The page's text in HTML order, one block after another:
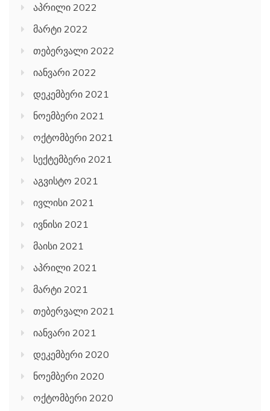
აპრილი 2022
მარტი 2022
თებერვალი 2022
იანვარი 2022
დეკემბერი 2021
ნოემბერი 2021
ოქტომბერი 2021
სექტემბერი 2021
აგვისტო 2021
ივლისი 2021
ივნისი 2021
მაისი 2021
აპრილი 2021
მარტი 2021
თებერვალი 2021
იანვარი 2021
დეკემბერი 2020
ნოემბერი 2020
ოქტომბერი 2020